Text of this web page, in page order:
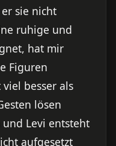
sie nicht
ruhige und
hat mir
Figuren
besser als
lösen
Levi entsteht
aufgesetzt